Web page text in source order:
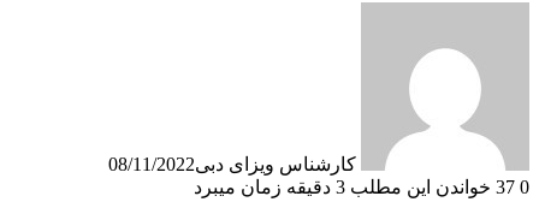
کارشناس ویزای دبی08/11/2022
0
خواندن این مطلب 3 دقیقه زمان میبرد